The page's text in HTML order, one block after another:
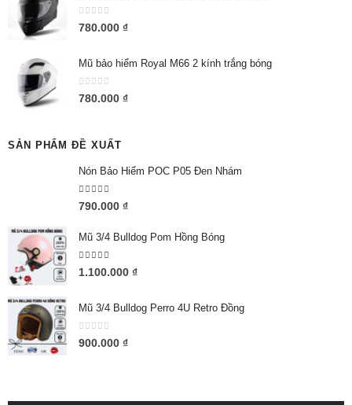
0out of 5
780.000 ₫
Mũ bảo hiểm Royal M66 2 kính trắng bóng
0out of 5
780.000 ₫
SẢN PHẨM ĐỀ XUẤT
Nón Bảo Hiểm POC P05 Đen Nhám
5.00 out of 5
790.000 ₫
Mũ 3/4 Bulldog Pom Hồng Bóng
5.00out of 5
1.100.000 ₫
Mũ 3/4 Bulldog Perro 4U Retro Đồng
0out of 5
900.000 ₫